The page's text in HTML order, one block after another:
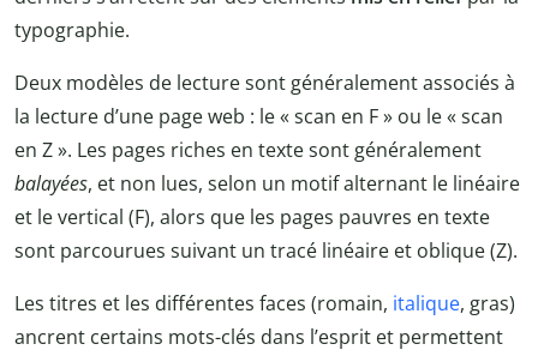
typographie.
Deux modèles de lecture sont généralement associés à
la lecture d’une page web : le « scan en F » ou le « scan
en Z ». Les pages riches en texte sont généralement
balayées, et non lues, selon un motif alternant le linéaire
et le vertical (F), alors que les pages pauvres en texte
sont parcourues suivant un tracé linéaire et oblique (Z).
Les titres et les différentes faces (romain, italique, gras)
ancrent certains mots-clés dans l’esprit et permettent